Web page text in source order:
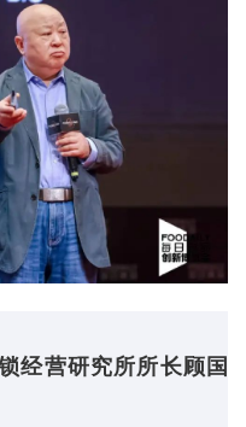
经营研究所所长顾国